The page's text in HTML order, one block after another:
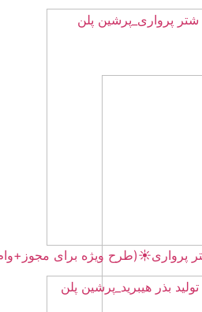
برای مجوز+وام)